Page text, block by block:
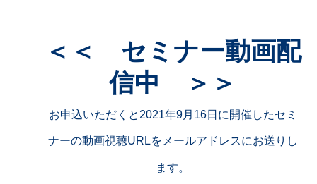
＜＜ セミナー動画配
信中 ＞＞
お申込いただくと2021年9月16日に開催したセミ
ナーの動画視聴URLをメールアドレスにお送りし
ます。